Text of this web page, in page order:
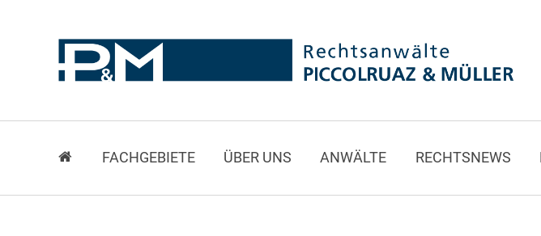
FACHGEBIETE ÜBER UNS ANWÄLTE RECHTSNEWS